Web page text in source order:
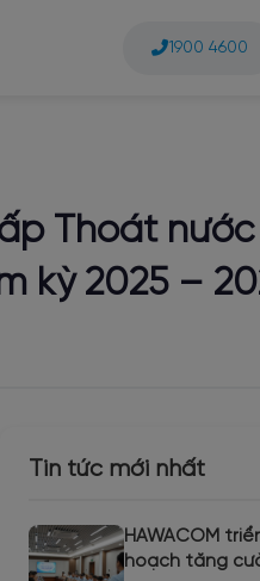
1900 4600
Thoát
kỳ 2025 –
Tin tức mới nhất
HAWACOM
hoạch tăng